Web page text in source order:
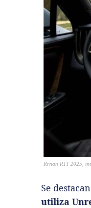
Rivian R1T 2025,
Se
utiliza